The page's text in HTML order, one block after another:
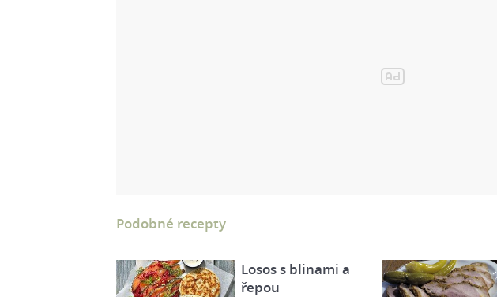
Podobné recepty
Losos s blinami a
řepou